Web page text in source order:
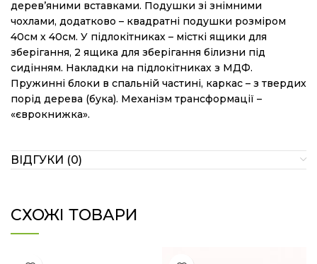
дерев’яними вставками. Подушки зі знімними
чохлами, додатково – квадратні подушки розміром
40см х 40см. У підлокітниках – місткі ящики для
зберігання, 2 ящика для зберігання білизни під
сидінням. Накладки на підлокітниках з МДФ.
Пружинні блоки в спальній частині, каркас – з твердих
порід дерева (бука). Механізм трансформації –
«єврокнижка».
ВІДГУКИ (0)
СХОЖІ ТОВАРИ